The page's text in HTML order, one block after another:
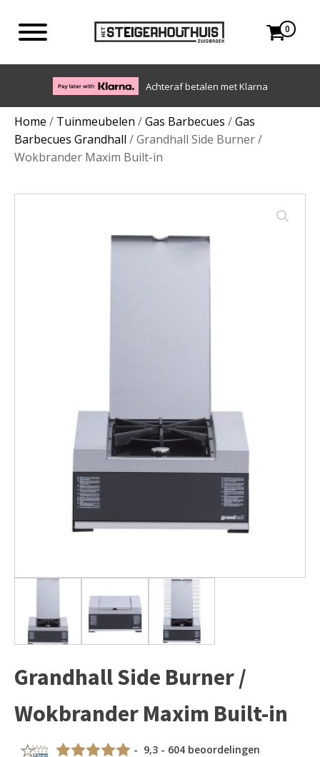
0
Eigen bezorgdienst in NL en BE. Afhalen ook mogelijk.
Home / Tuinmeubelen /Gas Barbecues /Gas
Barbecues Grandhall / Grandhall Side Burner /
Wokbrander Maxim Built-in
Grandhall Side Burner /
Wokbrander Maxim Built-in
- 9,3 - 604 beoordelingen